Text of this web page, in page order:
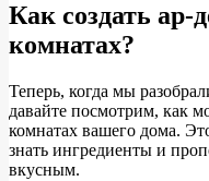
Как создать ар-
комнатах?
Теперь, когда мы
давайте посмотрим, как
комнатах вашего дома.
знать ингредиенты и
вкусным.